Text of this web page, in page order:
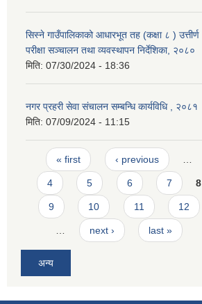
सिस्ने गाउँपालिकाको आधारभूत तह (कक्षा ८ ) उत्तीर्ण
परीक्षा सञ्चालन तथा व्यवस्थापन निर्देशिका, २०८०
मिति: 07/30/2024 - 18:36
नगर प्रहरी सेवा संचालन सम्बन्धि कार्यविधि , २०८१
मिति: 07/09/2024 - 11:15
Pages
« first ‹ previous
4 5 6 7 8
9 10 11 12
next › last »
अन्य